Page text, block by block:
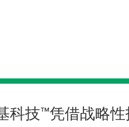
科技™凭借战略